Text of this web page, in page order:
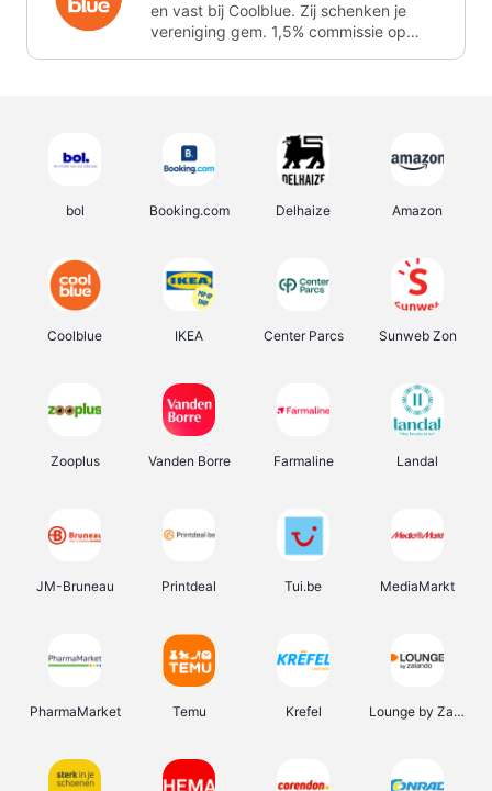
en vast bij Coolblue. Zij schenken je
vereniging gem. 1,5% commissie op
bol Booking.com Delhaize Amazon
Coolblue IKEA Center Parcs Sunweb Zon
Zooplus Vanden Borre Farmaline Landal
JM-Bruneau Printdeal Tui.be MediaMarkt
PharmaMarket Temu Krefel Lounge by Zalando